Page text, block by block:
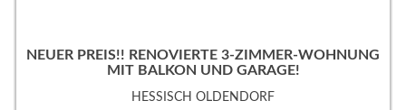
NEUER PREIS!! RENOVIERTE 3-ZIMMER-WOHNUNG
MIT BALKON UND GARAGE!
HESSISCH OLDENDORF